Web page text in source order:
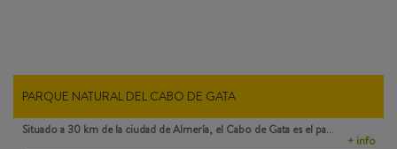
PARQUE NATURAL DEL CABO DE GATA
Situado a 30 km de la ciudad de Almería, el Cabo de Gata es el pa…
+ info